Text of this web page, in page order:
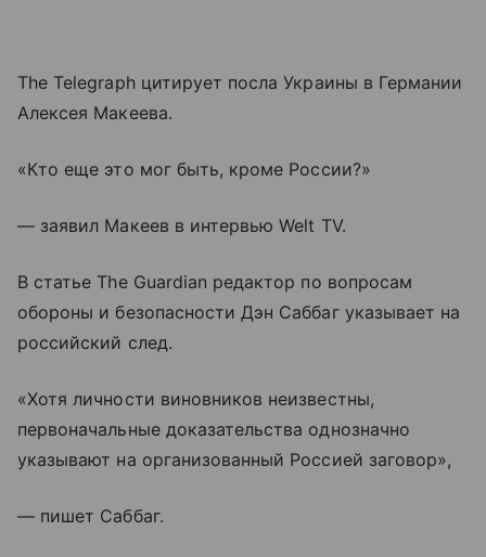
The Telegraph цитирует посла Украины в Германии
Алексея Макеева.
«Кто еще это мог быть, кроме России?»
— заявил Макеев в интервью Welt TV.
В статье The Guardian редактор по вопросам
обороны и безопасности Дэн Саббаг указывает на
российский след.
«Хотя личности виновников неизвестны,
первоначальные доказательства однозначно
указывают на организованный Россией заговор»,
— пишет Саббаг.